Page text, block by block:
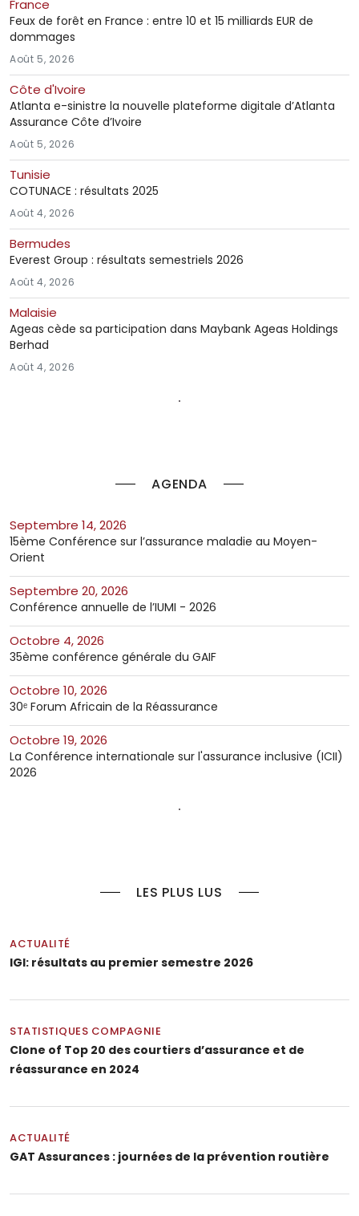
AGENDA
septembre 14, 2026
15ème Conférence sur l’assurance maladie au Moyen-
Orient
septembre 20, 2026
Conférence annuelle de l’IUMI - 2026
octobre 4, 2026
35ème conférence générale du GAIF
octobre 10, 2026
30ᵉ Forum Africain de la Réassurance
octobre 19, 2026
La Conférence internationale sur l'assurance inclusive (ICII)
2026
LES PLUS LUS
ACTUALITÉ
IGI: résultats au premier semestre 2026
STATISTIQUES COMPAGNIE
Clone of Top 20 des courtiers d’assurance et de
réassurance en 2024
ACTUALITÉ
GAT Assurances : journées de la prévention routière
France
Feux de forêt en France : entre 10 et 15 milliards EUR de
dommages
Août 5, 2026
Côte d'Ivoire
Atlanta e-sinistre la nouvelle plateforme digitale d’Atlanta
Assurance Côte d’Ivoire
Août 5, 2026
Tunisie
COTUNACE : résultats 2025
Août 4, 2026
Bermudes
Everest Group : résultats semestriels 2026
Août 4, 2026
Malaisie
Ageas cède sa participation dans Maybank Ageas Holdings
Berhad
Août 4, 2026